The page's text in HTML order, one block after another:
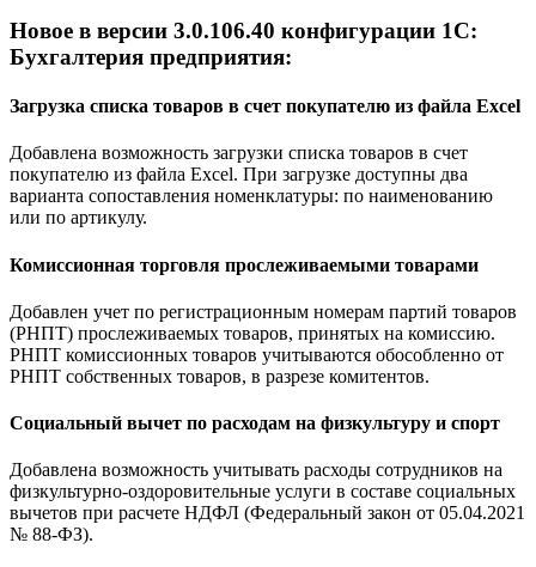
Новое в версии 3.0.106.40 конфигурации 1С:
Бухгалтерия предприятия:
Загрузка списка товаров в счет покупателю из файла Excel
Добавлена возможность загрузки списка товаров в счет
покупателю из файла Excel. При загрузке доступны два
варианта сопоставления номенклатуры: по наименованию
или по артикулу.
Комиссионная торговля прослеживаемыми товарами
Добавлен учет по регистрационным номерам партий товаров
(РНПТ) прослеживаемых товаров, принятых на комиссию.
РНПТ комиссионных товаров учитываются обособленно от
РНПТ собственных товаров, в разрезе комитентов.
Социальный вычет по расходам на физкультуру и спорт
Добавлена возможность учитывать расходы сотрудников на
физкультурно-оздоровительные услуги в составе социальных
вычетов при расчете НДФЛ (Федеральный закон от 05.04.2021
№ 88-ФЗ).